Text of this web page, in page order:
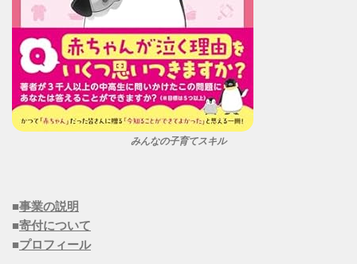
みんなの子育てスキル
■事業の説明
■寄付について
■プロフィール